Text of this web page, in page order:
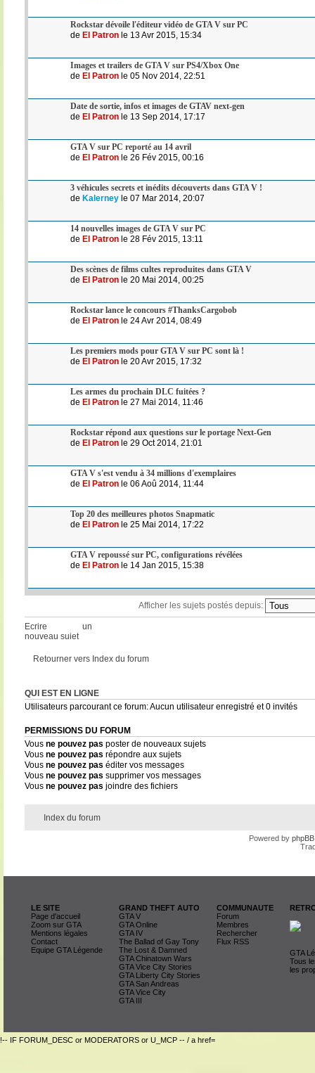
Rockstar dévoile l'éditeur vidéo de GTA V sur PC
de El Patronle 13 Avr 2015, 15:34
Images et trailers de GTA V sur PS4/Xbox One
de El Patronle 05 Nov 2014, 22:51
Date de sortie, infos et images de GTAV next-gen
de El Patronle 13 Sep 2014, 17:17
GTA V sur PC reporté au 14 avril
de El Patronle 26 Fév 2015, 00:16
3 véhicules secrets et inédits découverts dans GTA V !
de Kalerneyle 07 Mar 2014, 20:07
14 nouvelles images de GTA V sur PC
de El Patronle 28 Fév 2015, 13:11
Des scènes de films cultes reproduites dans GTA V
de El Patronle 20 Mai 2014, 00:25
Rockstar lance le concours #ThanksCargobob
de El Patronle 24 Avr 2014, 08:49
Les premiers mods pour GTA V sur PC sont là !
de El Patronle 20 Avr 2015, 17:32
Les armes du prochain DLC fuitées ?
de El Patronle 27 Mai 2014, 11:46
Rockstar répond aux questions sur le portage Next-Gen
de El Patronle 29 Oct 2014, 21:01
GTA V s'est vendu à 34 millions d'exemplaires
de El Patronle 06 Aoû 2014, 11:44
Top 20 des meilleures photos Snapmatic
de El Patronle 25 Mai 2014, 17:22
GTA V repoussé sur PC, configurations révélées
de El Patronle 14 Jan 2015, 15:38
Afficher les sujets postés depuis:
Ecrire un
nouveau sujet
Retourner vers Index du forum
QUI EST EN LIGNE
Utilisateurs parcourant ce forum: Aucun utilisateur enregistré et 0 invités
PERMISSIONS DU FORUM
Vous ne pouvez pas poster de nouveaux sujets
Vous ne pouvez pas répondre aux sujets
Vous ne pouvez pas éditer vos messages
Vous ne pouvez pas supprimer vos messages
Vous ne pouvez pas joindre des fichiers
Index du forum
Powered by phpBB
LE SITE
Page d'accueil
Zoom sur GTA
Mentions légales
Contact
Equipe GTA Légende
GRAND THEFT AUTO
GTA V
GTA Online
GTA IV
The Ballad of Gay Tony
The Lost & Damned
GTA Chinatown Wars
GTA Vice City Stories
GTA Liberty City Stories
GTA San Andreas
GTA Vice City
GTA III
COMMUNAUTE
Forum
Membres
Rechercher
Flux RSS
GTA
Tous
les
!-- IF FORUM_DESC or MODERATORS or U_MCP -- / a href=